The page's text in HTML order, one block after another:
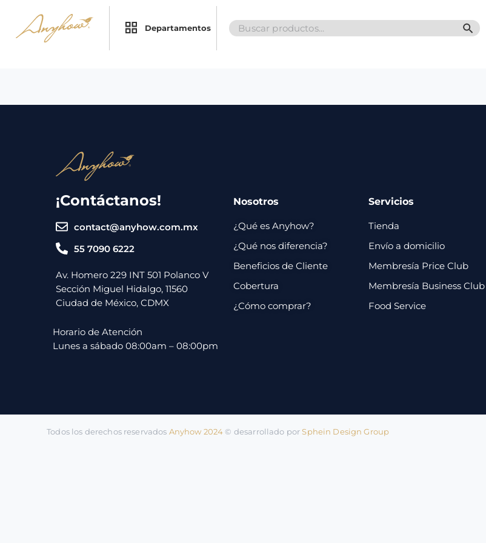
Departamentos
Search
for:
¡Contáctanos!
contact@anyhow.com.mx
55 7090 6222
Av. Homero 229 INT 501 Polanco V
Sección Miguel Hidalgo, 11560
Ciudad de México, CDMX
Nosotros
¿Qué es Anyhow?
¿Qué nos diferencia?
Beneficios de Cliente
Cobertura
¿Cómo comprar?
Servicios
Tienda
Envío a domicilio
Membresía Price Club
Membresía Business Club
Food Service
Horario de Atención
Lunes a sábado 08:00am – 08:00pm
Todos los derechos reservados Anyhow 2024©️ desarrollado porSphein Design Group
Promociones
Servicios
Envíos
Métodos
Contacto
Inicio
Regalos
Contacto